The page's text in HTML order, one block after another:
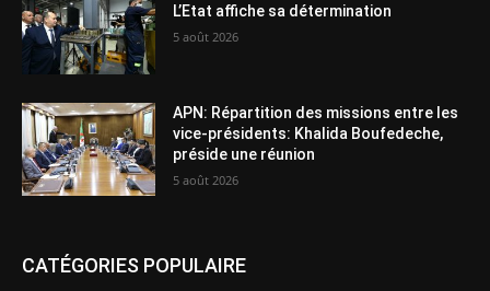
L’Etat affiche sa détermination
5 août 2026
APN: Répartition des missions entre les
vice-présidents: Khalida Boufedeche,
préside une réunion
5 août 2026
CATÉGORIES POPULAIRE